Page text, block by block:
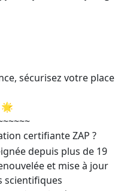
sécurisez votre place
🌟
certifiante ZAP ?
depuis plus de 19
et mise à jour
scientifiques